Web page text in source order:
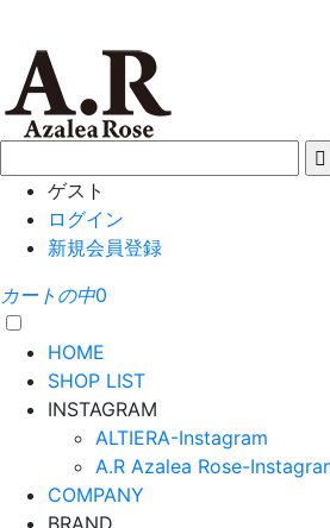
ゲスト
ログイン
新規会員登録
カートの中0
HOME
SHOP LIST
INSTAGRAM
ALTIERA-Instagram
A.R Azalea Rose-
COMPANY
BRAND